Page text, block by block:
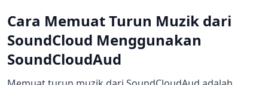
Cara Memuat Turun Muzik dari
SoundCloud Menggunakan
SoundCloudAud